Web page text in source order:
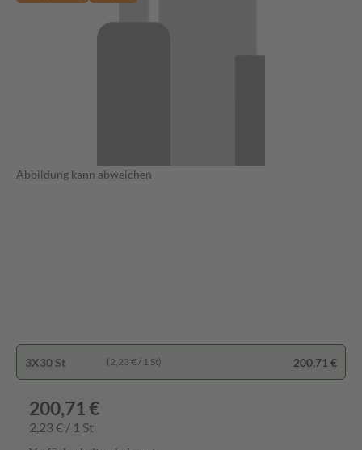
Abbildung kann abweichen
3X30 St (2,23 € / 1 St) 200,71 €
200,71 €
2,23 € / 1 St